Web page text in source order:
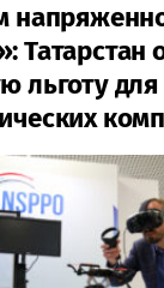
Татарстан
льготу для